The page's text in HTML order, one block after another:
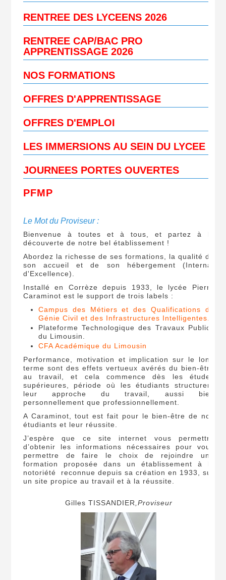
RENTREE DES LYCEENS 2026
RENTREE CAP/BAC PRO
APPRENTISSAGE 2026
NOS FORMATIONS
OFFRES D'APPRENTISSAGE
OFFRES D'EMPLOI
LES IMMERSIONS AU SEIN DU LYCEE
JOURNEES PORTES OUVERTES
PFMP
Le Mot du Proviseur :
Bienvenue à toutes et à tous, et partez à la
découverte de notre bel établissement !
Abordez la richesse de ses formations, la qualité de
son accueil et de son hébergement (Internat
d'Excellence).
Installé en Corrèze depuis 1933, le lycée Pierre
Caraminot est le support de trois labels :
Campus des Métiers et des Qualifications du
Génie Civil et des Infrastructures Intelligentes.
Plateforme Technologique des Travaux Publics
du Limousin.
CFA Académique du Limousin
Performance, motivation et implication sur le long
terme sont des effets vertueux avérés du bien-être
au travail, et cela commence dès les études
supérieures, période où les étudiants structurent
leur approche du travail, aussi bien
personnellement que professionnellement.
A Caraminot, tout est fait pour le bien-être de nos
étudiants et leur réussite.
J’espère que ce site internet vous permettra
d’obtenir les informations nécessaires pour vous
permettre de faire le choix de rejoindre une
formation proposée dans un établissement à la
notoriété reconnue depuis sa création en 1933, sur
un site propice au travail et à la réussite.
Gilles TISSANDIER,Proviseur